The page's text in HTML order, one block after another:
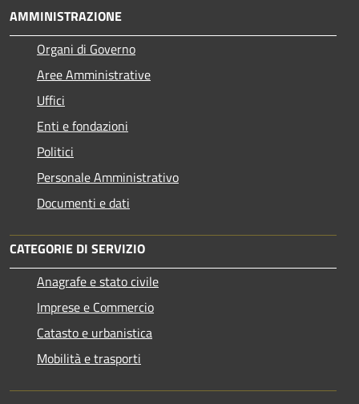
AMMINISTRAZIONE
Organi di Governo
Aree Amministrative
Uffici
Enti e fondazioni
Politici
Personale Amministrativo
Documenti e dati
CATEGORIE DI SERVIZIO
Anagrafe e stato civile
Imprese e Commercio
Catasto e urbanistica
Mobilità e trasporti